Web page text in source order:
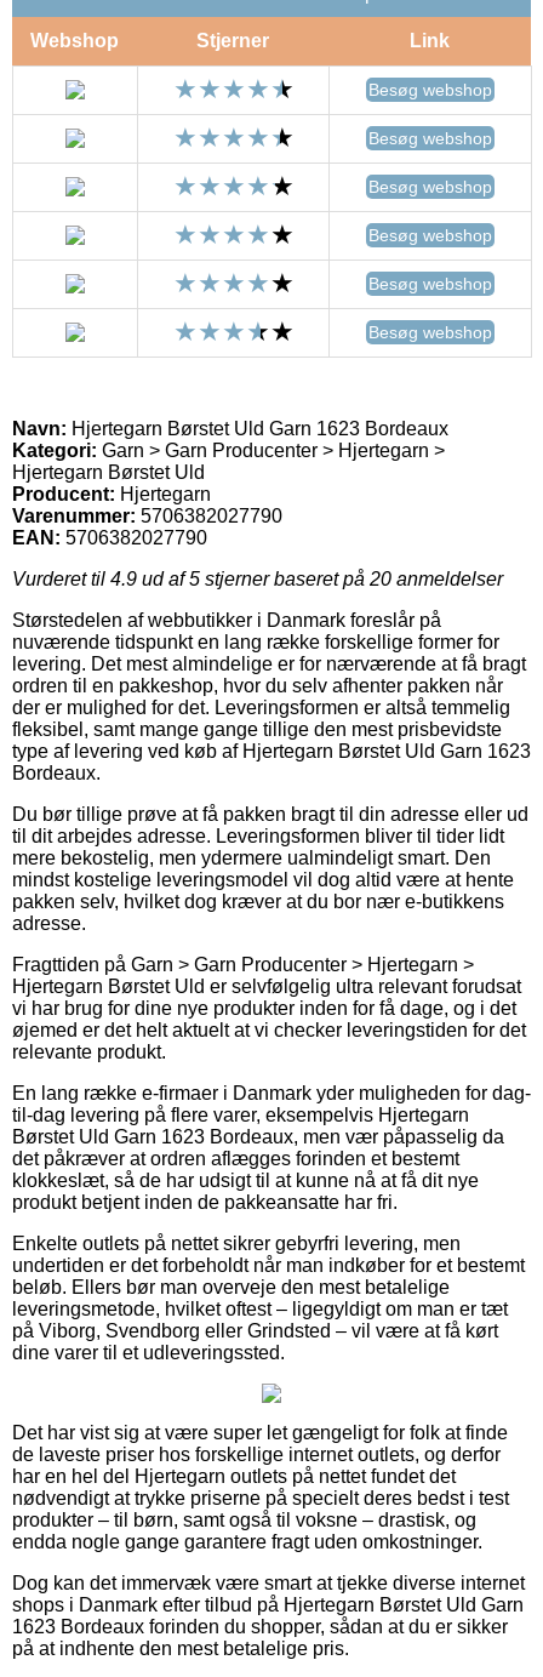
Webshop Stjerner Link
Besøg webshop
Besøg webshop
Besøg webshop
Besøg webshop
Besøg webshop
Besøg webshop
Navn: Hjertegarn Børstet Uld Garn 1623 Bordeaux
Kategori: Garn > Garn Producenter > Hjertegarn >
Hjertegarn Børstet Uld
Producent: Hjertegarn
Varenummer: 5706382027790
EAN: 5706382027790
Vurderet til 4.9 ud af 5 stjerner baseret på 20 anmeldelser
Størstedelen af webbutikker i Danmark foreslår på
nuværende tidspunkt en lang række forskellige former for
levering. Det mest almindelige er for nærværende at få bragt
ordren til en pakkeshop, hvor du selv afhenter pakken når
der er mulighed for det. Leveringsformen er altså temmelig
fleksibel, samt mange gange tillige den mest prisbevidste
type af levering ved køb af Hjertegarn Børstet Uld Garn 1623
Bordeaux.
Du bør tillige prøve at få pakken bragt til din adresse eller ud
til dit arbejdes adresse. Leveringsformen bliver til tider lidt
mere bekostelig, men ydermere ualmindeligt smart. Den
mindst kostelige leveringsmodel vil dog altid være at hente
pakken selv, hvilket dog kræver at du bor nær e-butikkens
adresse.
Fragttiden på Garn > Garn Producenter > Hjertegarn >
Hjertegarn Børstet Uld er selvfølgelig ultra relevant forudsat
vi har brug for dine nye produkter inden for få dage, og i det
øjemed er det helt aktuelt at vi checker leveringstiden for det
relevante produkt.
En lang række e-firmaer i Danmark yder muligheden for dag-
til-dag levering på flere varer, eksempelvis Hjertegarn
Børstet Uld Garn 1623 Bordeaux, men vær påpasselig da
det påkræver at ordren aflægges forinden et bestemt
klokkeslæt, så de har udsigt til at kunne nå at få dit nye
produkt betjent inden de pakkeansatte har fri.
Enkelte outlets på nettet sikrer gebyrfri levering, men
undertiden er det forbeholdt når man indkøber for et bestemt
beløb. Ellers bør man overveje den mest betalelige
leveringsmetode, hvilket oftest – ligegyldigt om man er tæt
på Viborg, Svendborg eller Grindsted – vil være at få kørt
dine varer til et udleveringssted.
Det har vist sig at være super let gængeligt for folk at finde
de laveste priser hos forskellige internet outlets, og derfor
har en hel del Hjertegarn outlets på nettet fundet det
nødvendigt at trykke priserne på specielt deres bedst i test
produkter – til børn, samt også til voksne – drastisk, og
endda nogle gange garantere fragt uden omkostninger.
Dog kan det immervæk være smart at tjekke diverse internet
shops i Danmark efter tilbud på Hjertegarn Børstet Uld Garn
1623 Bordeaux forinden du shopper, sådan at du er sikker
på at indhente den mest betalelige pris.